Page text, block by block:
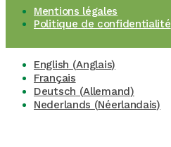
Mentions légales
Politique de confidentialité
English (Anglais)
Français
Deutsch (Allemand)
Nederlands (Néerlandais)